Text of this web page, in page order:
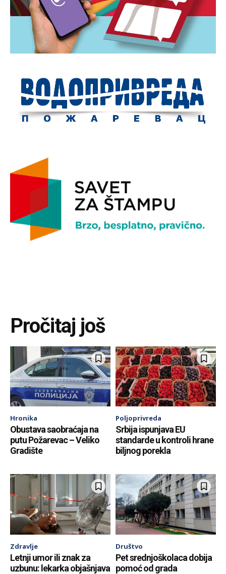
Pročitaj još
Hronika
Obustava saobraćaja na
putu Požarevac – Veliko
Gradište
Poljoprivreda
Srbija ispunjava EU
standarde u kontroli hrane
biljnog porekla
Zdravlje
Letnji umor ili znak za
uzbunu: lekarka objašnjava
Društvo
Pet srednjoškolaca dobija
pomoć od grada